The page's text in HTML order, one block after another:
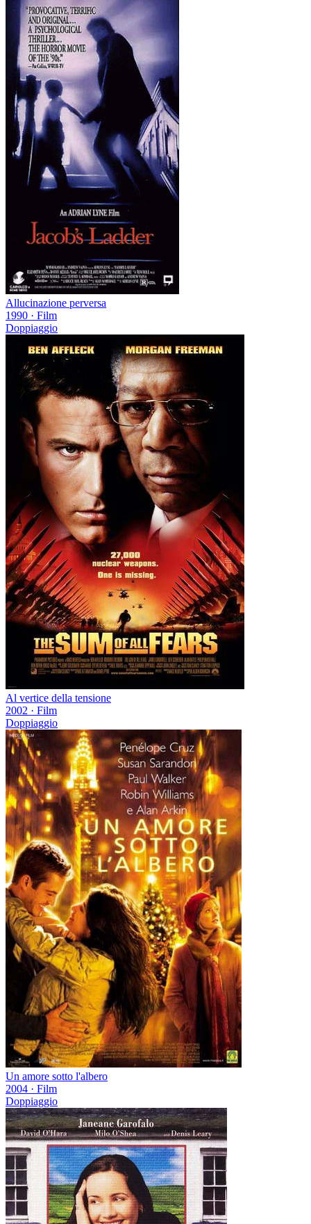
Allucinazione perversa
1990 · Film
Doppiaggio
Al vertice della tensione
2002 · Film
Doppiaggio
Un amore sotto l'albero
2004 · Film
Doppiaggio